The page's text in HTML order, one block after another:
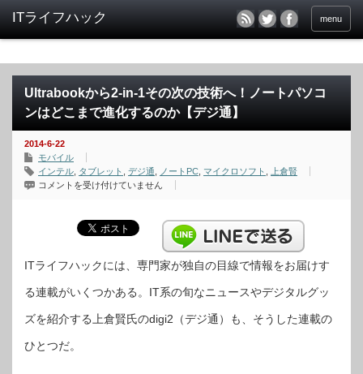
menu
Ultrabookから2-in-1その次の技術へ！ノートパソコ
ンはどこまで進化するのか【デジ通】
2014-6-22
モバイル
インテル タブレット デジ通 ノートPC マイクロソフト
上倉賢
Ultrabook
次
の
術
へ！
ー
パ
ソ
コメントを受け付けていません
ITライフハックには、専門家が独自の目線で情報をお届けす
る連載がいくつかある。IT系の旬なニュースやデジタルグッ
ズを紹介する上倉賢氏のdigi2（デジ通）も、そうした連載の
ひとつだ。